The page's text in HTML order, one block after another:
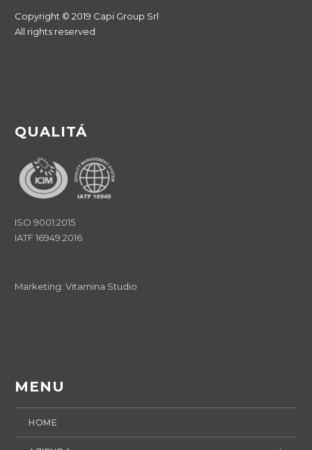
Copyright © 2019 Capi Group Srl
All rights reserved
QUALITÁ
ISO 9001:2015
IATF 16949:2016
Marketing: Vitamina Studio
MENU
HOME